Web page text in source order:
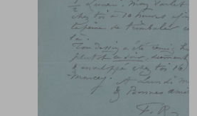
du Musée Félicien Rops